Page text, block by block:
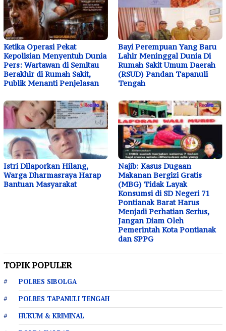
Ketika Operasi Pekat
Kepolisian Menyentuh Dunia
Pers: Wartawan di Semitau
Berakhir di Rumah Sakit,
Publik Menanti Penjelasan
Bayi Perempuan Yang Baru
Lahir Meninggal Dunia Di
Rumah Sakit Umum Daerah
(RSUD) Pandan Tapanuli
Tengah
Istri Dilaporkan Hilang,
Warga Dharmasraya Harap
Bantuan Masyarakat
Najib: Kasus Dugaan
Makanan Bergizi Gratis
(MBG) Tidak Layak
Konsumsi di SD Negeri 71
Pontianak Barat Harus
Menjadi Perhatian Serius,
Jangan Diam Oleh
Pemerintah Kota Pontianak
dan SPPG
TOPIK POPULER
POLRES SIBOLGA
POLRES TAPANULI TENGAH
HUKUM & KRIMINAL